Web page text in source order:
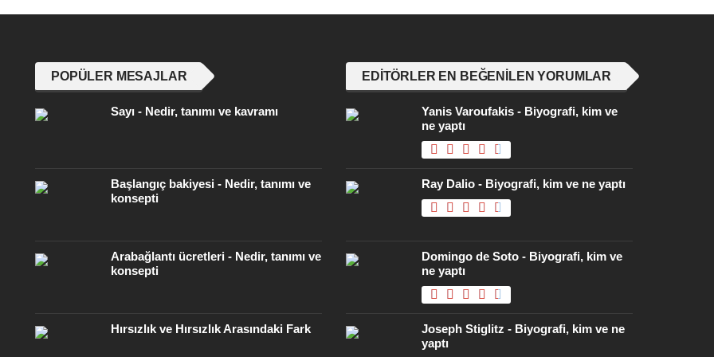
POPÜLER MESAJLAR
Sayı - Nedir, tanımı ve kavramı
Başlangıç ​​bakiyesi - Nedir, tanımı ve
konsepti
Arabağlantı ücretleri - Nedir, tanımı ve
konsepti
Hırsızlık ve Hırsızlık Arasındaki Fark
EDITÖRLER EN BEĞENILEN YORUMLAR
Yanis Varoufakis - Biyografi, kim ve
ne yaptı
Ray Dalio - Biyografi, kim ve ne yaptı
Domingo de Soto - Biyografi, kim ve
ne yaptı
Joseph Stiglitz - Biyografi, kim ve ne
yaptı